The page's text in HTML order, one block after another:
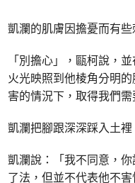
凱瀾的肌膚因擔憂而有些
「別擔心」，甌柯說，
火光映照到他棱角分明
害的情況下，取得我們需
凱瀾把腳跟深深踩入土
凱瀾說：「我不同意，
了法，但並不代表他不